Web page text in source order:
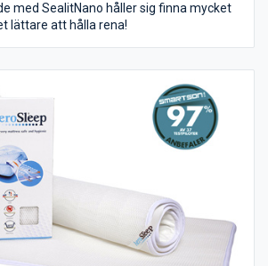
med SealitNano håller sig finna mycket
lättare att hålla rena!